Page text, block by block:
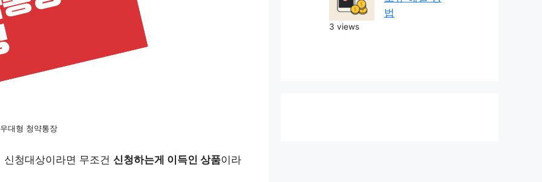
대형 청약통장
청대상이라면 무조건 신청하는게 이득인 상품이라
법
3 views